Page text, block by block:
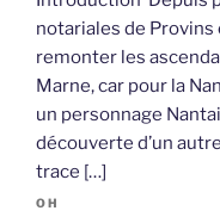
notariales de Provins
remonter les
Marne, car pour la
un personnage
découverte d’un
trace […]
OH